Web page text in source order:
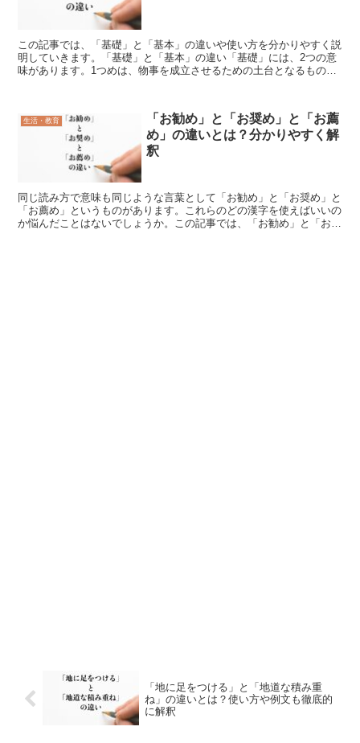
この記事では、「基礎」と「基本」の違いや使い方を分かりやすく説
明していきます。「基礎」と「基本」の違い「基礎」には、2つの意
味があります。1つめは、物事を成立させるための土台となるものの
生活・教育
「お勧め」と「お奨め」と「お薦
め」の違いとは？分かりやすく解
釈
同じ読み方で意味も同じような言葉として「お勧め」と「お奨め」と
「お薦め」というものがあります。これらのどの漢字を使えばいいの
か悩んだことはないでしょうか。この記事では、「お勧め」と「お奨
「地に足をつける」と「地道な積み重
ね」の違いとは？使い方や例文も徹底的
に解釈